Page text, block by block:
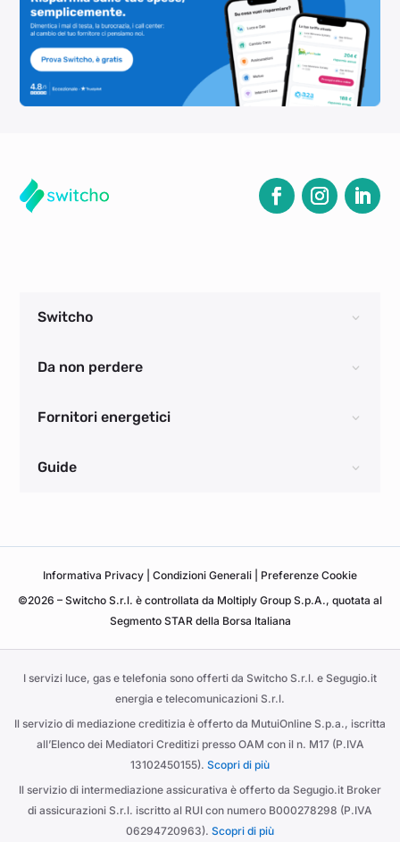
Switcho
Da non perdere
Fornitori energetici
Guide
Informativa Privacy Condizioni Generali
Preferenze Cookie
©2026 – Switcho S.r.l. è controllata da Moltiply Group S.p.A., quotata al
Segmento STAR della Borsa Italiana
I servizi luce, gas e telefonia sono offerti da Switcho S.r.l. e Segugio.it
energia e telecomunicazioni S.r.l.
Il servizio di mediazione creditizia è offerto da MutuiOnline S.p.a., iscritta
all’Elenco dei Mediatori Creditizi presso OAM con il n. M17 (P.IVA
13102450155). Scopri di più
Il servizio di intermediazione assicurativa è offerto da Segugio.it Broker
di assicurazioni S.r.l. iscritto al RUI con numero B000278298 (P.IVA
06294720963). Scopri di più